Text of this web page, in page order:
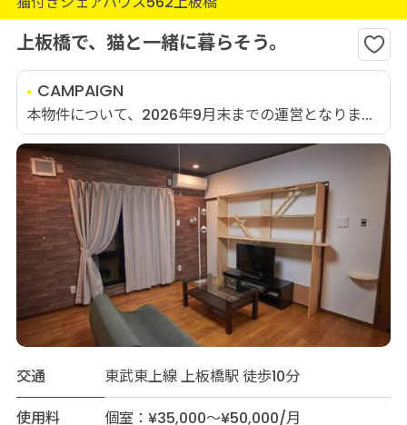
上板橋で、猫と一緒に暮らそう。
CAMPAIGN
本物件について、2026年9月末までの運営となりま...
交通
東武東上線 上板橋駅 徒歩10分
使用料
個室：¥35,000～¥50,000/月